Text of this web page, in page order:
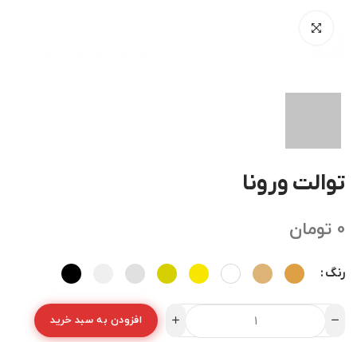
توالت ورونا
0 تومان
رنگ
افزودن به سبد خرید